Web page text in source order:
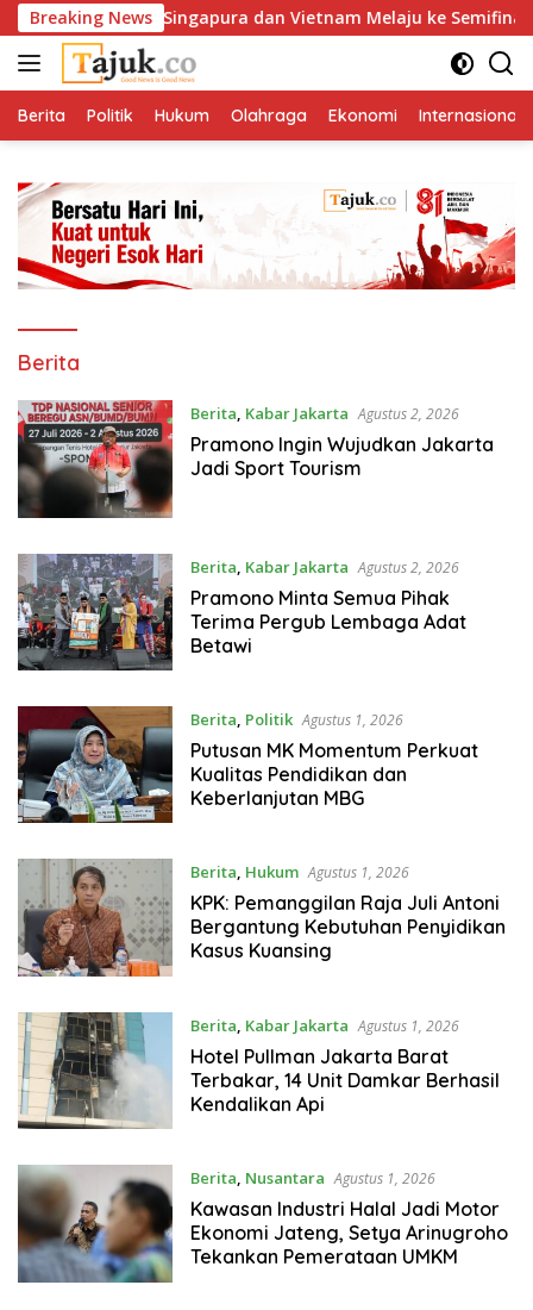
Langsung
ke
konten
Breaking News
Dramatis, Singapura dan Vietnam Melaju ke Semifinal AFF
Berita Politik Hukum Olahraga Ekonomi Internasional
Berita
Berita, Kabar Jakarta Agustus 2, 2026
Pramono Ingin Wujudkan Jakarta
Jadi Sport Tourism
Berita Kabar Jakarta Agustus 2, 2026
Pramono Minta Semua Pihak
Terima Pergub Lembaga Adat
Betawi
Berita, Politik Agustus 1, 2026
Putusan MK Momentum Perkuat
Kualitas Pendidikan dan
Keberlanjutan MBG
Berita, Hukum Agustus 1, 2026
KPK: Pemanggilan Raja Juli Antoni
Bergantung Kebutuhan Penyidikan
Kasus Kuansing
Berita, Kabar Jakarta Agustus 1, 2026
Hotel Pullman Jakarta Barat
Terbakar, 14 Unit Damkar Berhasil
Kendalikan Api
Berita, Nusantara Agustus 1, 2026
Kawasan Industri Halal Jadi Motor
Ekonomi Jateng, Setya Arinugroho
Tekankan Pemerataan UMKM